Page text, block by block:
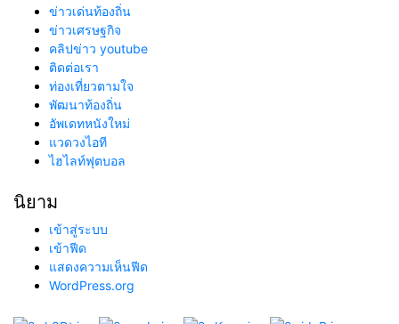
ข่าวเด่นท้องถิ่น
ข่าวเศรษฐกิจ
คลิปข่าว youtube
ติดต่อเรา
ท่องเที่ยวตามใจ
พัฒนาท้องถิ่น
อัพเดทหนังใหม่
แวดวงไอที
ไฮไลท์ฟุตบอล
นิยาม
เข้าสู่ระบบ
เข้าฟีด
แสดงความเห็นฟีด
WordPress.org